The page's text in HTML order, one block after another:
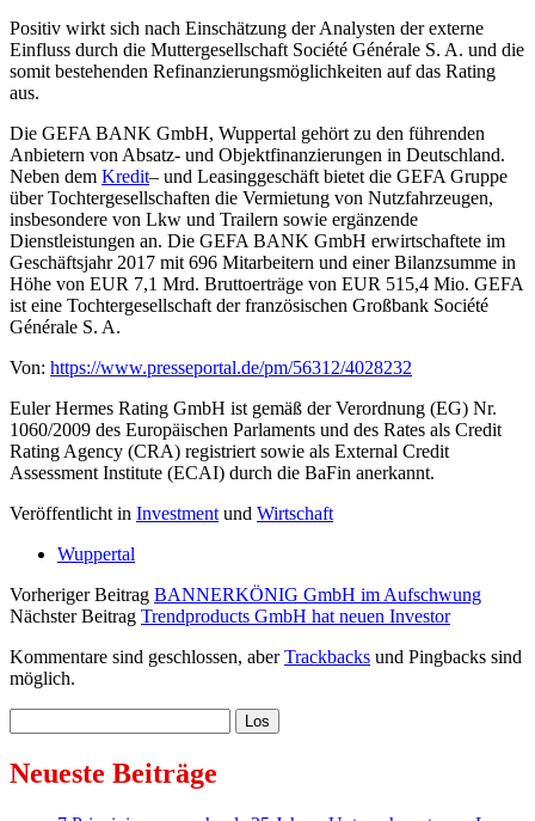
Positiv wirkt sich nach Einschätzung der Analysten der externe
Einfluss durch die Muttergesellschaft Société Générale S. A. und die
somit bestehenden Refinanzierungsmöglichkeiten auf das Rating
aus.
Die GEFA BANK GmbH, Wuppertal gehört zu den führenden
Anbietern von Absatz- und Objektfinanzierungen in Deutschland.
Neben dem Kredit– und Leasinggeschäft bietet die GEFA Gruppe
über Tochtergesellschaften die Vermietung von Nutzfahrzeugen,
insbesondere von Lkw und Trailern sowie ergänzende
Dienstleistungen an. Die GEFA BANK GmbH erwirtschaftete im
Geschäftsjahr 2017 mit 696 Mitarbeitern und einer Bilanzsumme in
Höhe von EUR 7,1 Mrd. Bruttoerträge von EUR 515,4 Mio. GEFA
ist eine Tochtergesellschaft der französischen Großbank Société
Générale S. A.
Von: https://www.presseportal.de/pm/56312/4028232
Euler Hermes Rating GmbH ist gemäß der Verordnung (EG) Nr.
1060/2009 des Europäischen Parlaments und des Rates als Credit
Rating Agency (CRA) registriert sowie als External Credit
Assessment Institute (ECAI) durch die BaFin anerkannt.
Veröffentlicht in Investmentund Wirtschaft
Wuppertal
Vorheriger Beitrag BANNERKÖNIG GmbH im Aufschwung
Nächster Beitrag Trendproducts GmbH hat neuen Investor
Kommentare sind geschlossen, aberTrackbacks und Pingbacks sind
möglich.
Neueste Beiträge